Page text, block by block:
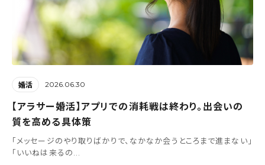
婚活 2026.06.30
【アラサー婚活】アプリでの消耗戦は終わり。出会いの
質を高める具体策
「メッセージのやり取りばかりで、なかなか会うところまで進まない」
「いいねは来るの...